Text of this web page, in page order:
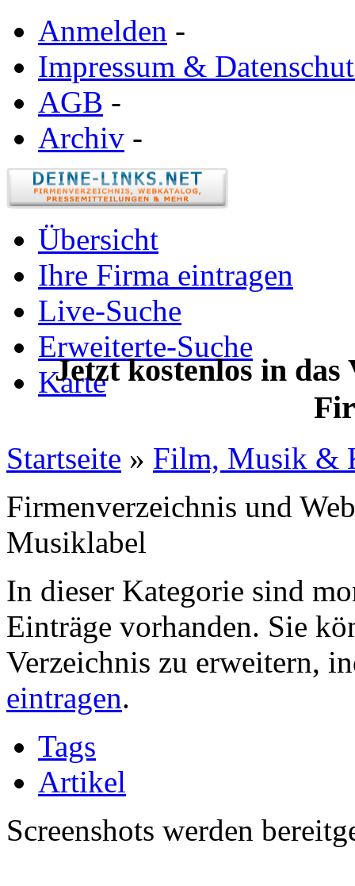
Anmelden -
Impressum &
AGB -
Archiv -
Übersicht
Ihre Firma eintragen
Live-Suche
Erweiterte-Suche
Karte
Jetzt kostenlos in
Startseite » Film, Musik &
Firmenverzeichnis und
Musiklabel
In dieser Kategorie sind
Einträge vorhanden. Sie
Verzeichnis zu erweitern,
eintragen.
Tags
Artikel
Screenshots werden